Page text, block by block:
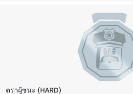
ตราผู้ชนะ (HARD)